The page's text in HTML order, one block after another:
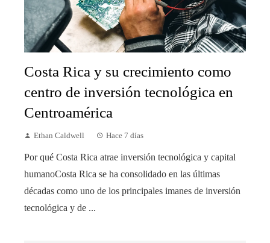
Costa Rica y su crecimiento como
centro de inversión tecnológica en
Centroamérica
Ethan Caldwell Hace 7 días
Por qué Costa Rica atrae inversión tecnológica y capital
humanoCosta Rica se ha consolidado en las últimas
décadas como uno de los principales imanes de inversión
tecnológica y de ...